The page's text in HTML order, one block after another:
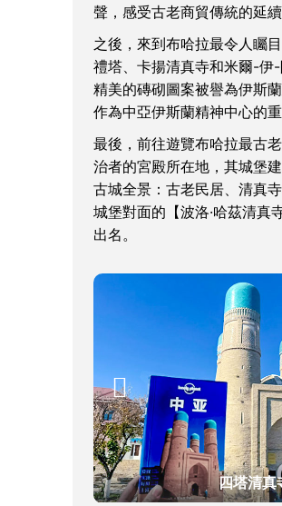
聲，感受古老商貿傳統的延續
之後，來到布哈拉最令人矚
禮塔、卡揚清真寺和米爾-伊
精美的磚砌圖案被譽為伊斯
作為中亞伊斯蘭精神中心的重
最後，前往遊覽布哈拉最古
治者的宮殿所在地，其城堡
古城全景：古老民居、清真
城堡對面的【波洛·哈茲清
出名。
四塔清真
